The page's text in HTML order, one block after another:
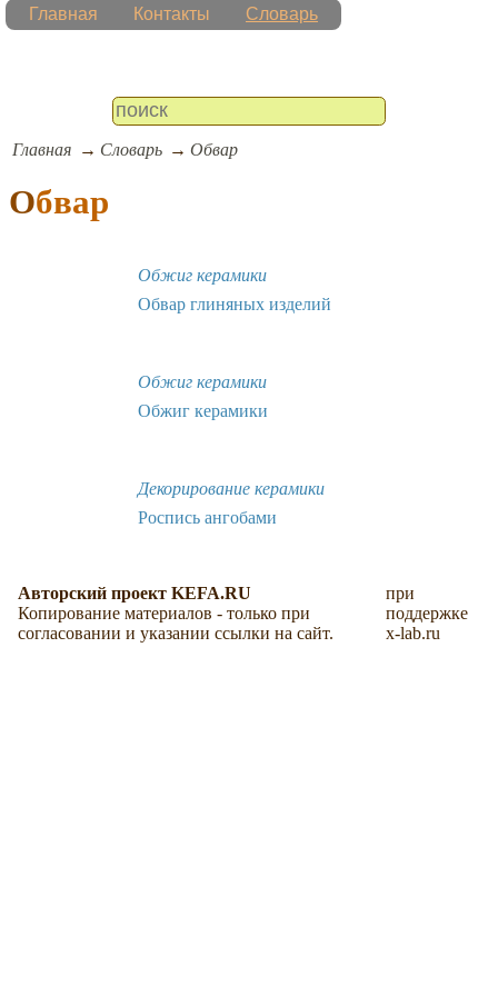
Главная Контакты Словарь
Главная Словарь Обвар
Обвар
Обжиг керамики
Обвар глиняных изделий
Обжиг керамики
Обжиг керамики
Декорирование керамики
Роспись ангобами
Авторский проект KEFA.RU
Копирование материалов - только при
согласовании и указании ссылки на сайт.
при
поддержке
x-lab.ru